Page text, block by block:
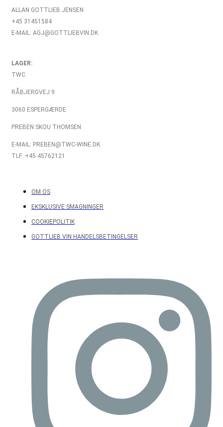
ALLAN GOTTLIEB JENSEN
+45 31451584
E-MAIL: AGJ@GOTTLIEBVIN.DK
LAGER:
TWC
RÅBJERGVEJ 9
3060 ESPERGÆRDE
PREBEN SKOU THOMSEN
E-MAIL: PREBEN@TWC-WINE.DK
TLF: +45 45762121
OM OS
EKSKLUSIVE SMAGNINGER
COOKIEPOLITIK
GOTTLIEB VIN HANDELSBETINGELSER